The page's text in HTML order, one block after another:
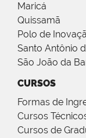
Maricá
Quissamã
Polo de
Santo Antônio
São João da
CURSOS
Formas de
Cursos
Cursos de